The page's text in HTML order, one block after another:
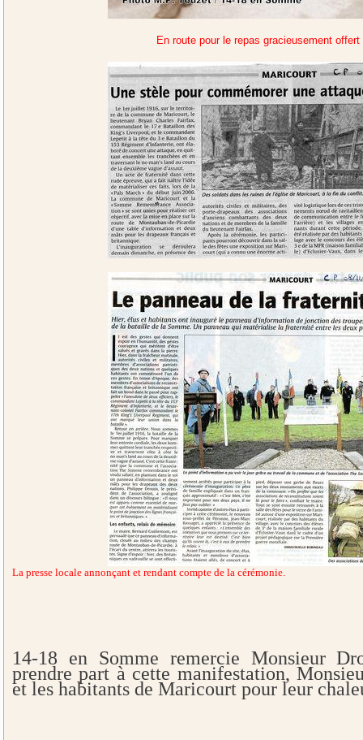
En route pour le repas gracieusement
La presse locale annonçant et rendant compte de la cérémonie.
14-18 en Somme remercie Monsieur
prendre part à cette manifestation,
et les habitants de Maricourt pour leur